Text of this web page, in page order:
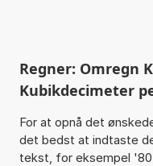
Regner: Omregn
Kubikdecimeter
For at opnå det
det bedst at indtaste
tekst, for eksempel '80